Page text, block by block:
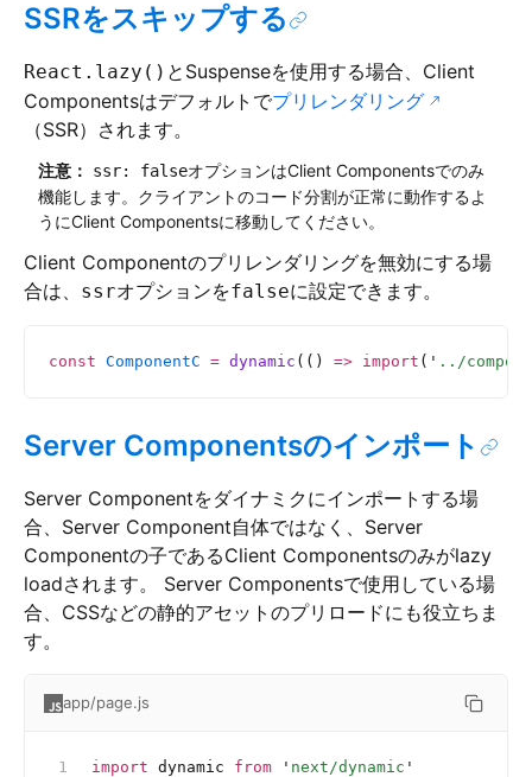
SSRをスキップする
React.lazy() とSuspenseを使用する場合、Client
Componentsはデフォルトでプリレンダリング
（SSR）されます。
注意： ssr: falseオプションはClient Componentsでのみ
機能します。クライアントのコード分割が正常に動作するよ
うにClient Componentsに移動してください。
Client Componentのプリレンダリングを無効にする場
合は、 ssrオプションをfalseに設定できます。
const ComponentC = dynamic (() => import ( ' ../
Server Componentsのインポート
Server Componentをダイナミクにインポートする場
合、Server Component自体ではなく、Server
Componentの子であるClient Componentsのみがlazy
loadされます。 Server Componentsで使用している場
合、CSSなどの静的アセットのプリロードにも役立ちま
す。
app/page.js
import dynamic from ' next/dynamic '